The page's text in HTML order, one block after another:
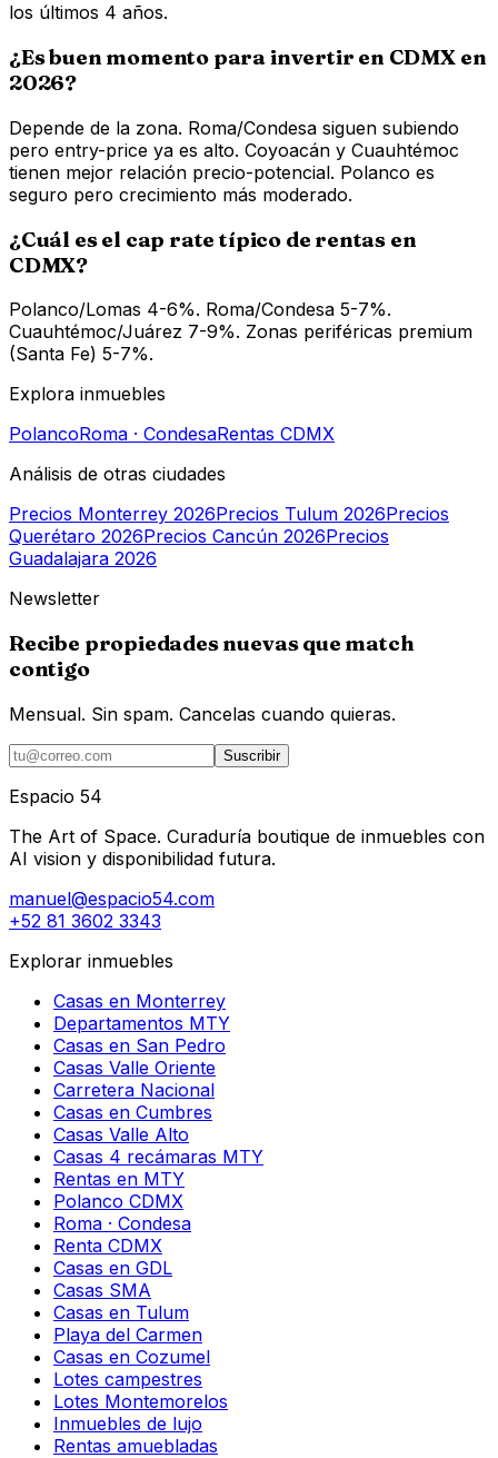
los últimos 4 años.
¿Es buen momento para invertir en CDMX en
2026?
Depende de la zona. Roma/Condesa siguen subiendo
pero entry-price ya es alto. Coyoacán y Cuauhtémoc
tienen mejor relación precio-potencial. Polanco es
seguro pero crecimiento más moderado.
¿Cuál es el cap rate típico de rentas en
CDMX?
Polanco/Lomas 4-6%. Roma/Condesa 5-7%.
Cuauhtémoc/Juárez 7-9%. Zonas periféricas premium
(Santa Fe) 5-7%.
Explora inmuebles
PolancoRoma · CondesaRentas CDMX
Análisis de otras ciudades
Precios Monterrey 2026Precios Tulum 2026Precios
Querétaro 2026Precios Cancún 2026Precios
Guadalajara 2026
Newsletter
Recibe propiedades nuevas que match
contigo
Mensual. Sin spam. Cancelas cuando quieras.
Suscribir
Espacio 54
The Art of Space. Curaduría boutique de inmuebles con
AI vision y disponibilidad futura.
manuel@espacio54.com
+52 81 3602 3343
Explorar inmuebles
Casas en Monterrey
Departamentos MTY
Casas en San Pedro
Casas Valle Oriente
Carretera Nacional
Casas en Cumbres
Casas Valle Alto
Casas 4 recámaras MTY
Rentas en MTY
Polanco CDMX
Roma · Condesa
Renta CDMX
Casas en GDL
Casas SMA
Casas en Tulum
Playa del Carmen
Casas en Cozumel
Lotes campestres
Lotes Montemorelos
Inmuebles de lujo
Rentas amuebladas